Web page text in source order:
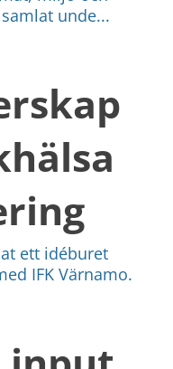
unde...
ett idéburet
IFK Värnamo.